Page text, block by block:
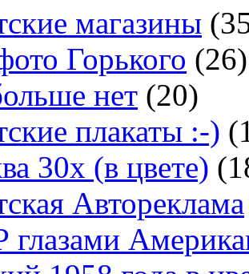
магазины
Горького (26)
нет (20)
плакаты :-)
30x (в цвете)
Автореклама